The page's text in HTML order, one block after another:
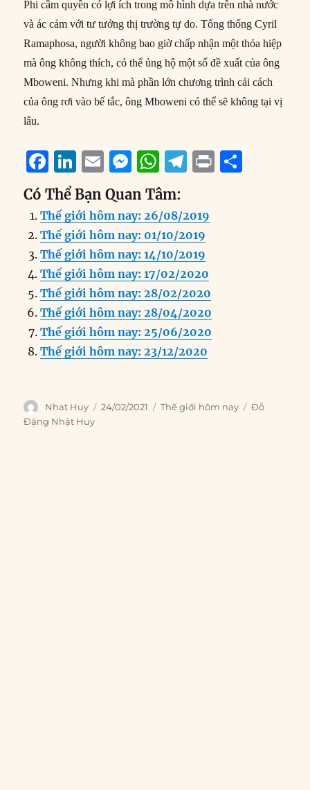
Phi cầm quyền có lợi ích trong mô hình dựa trên nhà nước
và ác cảm với tư tưởng thị trường tự do. Tổng thống Cyril
Ramaphosa, người không bao giờ chấp nhận một thỏa hiệp
mà ông không thích, có thể ủng hộ một số đề xuất của ông
Mboweni. Nhưng khi mà phần lớn chương trình cải cách
của ông rơi vào bế tắc, ông Mboweni có thể sẽ không tại vị
lâu.
F
a
c
e
b
o
o
k
Li
n
k
e
d
I
n
E
m
ai
l
M
ss
e
n
g
er
W
h
at
s
A
p
p
T
e
g
r
a
m
P
Có Thể Bạn Quan Tâm:
Thế giới hôm nay: 26/08/2019
Thế giới hôm nay: 01/10/2019
Thế giới hôm nay: 14/10/2019
Thế giới hôm nay: 17/02/2020
Thế giới hôm nay: 28/02/2020
Thế giới hôm nay: 28/04/2020
Thế giới hôm nay: 25/06/2020
Thế giới hôm nay: 23/12/2020
Author
Nhat Huy
Posted
24/02/2021 Categories
Thế giới hôm nay Tags
Đỗ
Đặng Nhật Huy